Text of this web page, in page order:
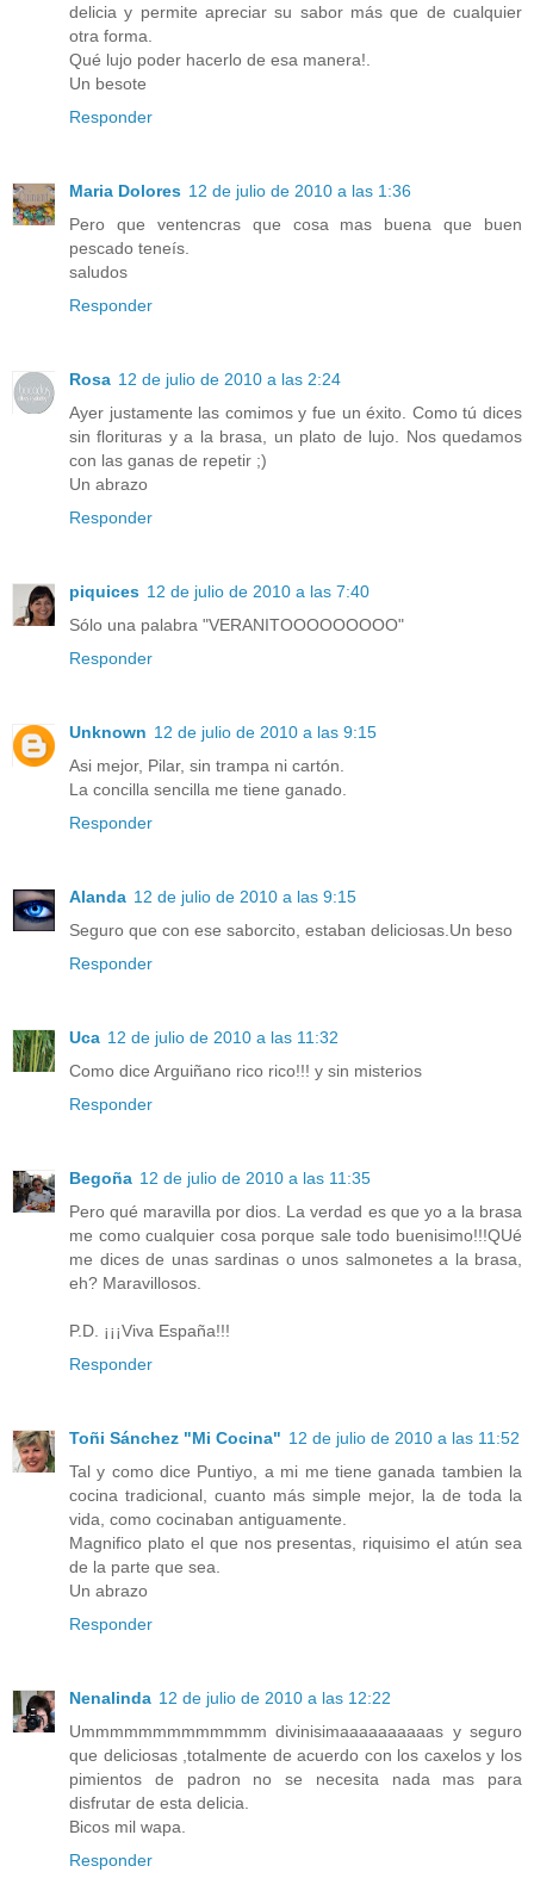
delicia y permite apreciar su sabor más que de cualquier
otra forma.
Qué lujo poder hacerlo de esa manera!.
Un besote
Responder
Maria Dolores 12 de julio de 2010 a las 1:36
Pero que ventencras que cosa mas buena que buen
pescado teneís.
saludos
Responder
Rosa 12 de julio de 2010 a las 2:24
Ayer justamente las comimos y fue un éxito. Como tú dices
sin florituras y a la brasa, un plato de lujo. Nos quedamos
con las ganas de repetir ;)
Un abrazo
Responder
piquices 12 de julio de 2010 a las 7:40
Sólo una palabra "VERANITOOOOOOOOO"
Responder
Unknown 12 de julio de 2010 a las 9:15
Asi mejor, Pilar, sin trampa ni cartón.
La concilla sencilla me tiene ganado.
Responder
Alanda 12 de julio de 2010 a las 9:15
Seguro que con ese saborcito, estaban deliciosas.Un beso
Responder
Uca 12 de julio de 2010 a las 11:32
Como dice Arguiñano rico rico!!! y sin misterios
Responder
Begoña 12 de julio de 2010 a las 11:35
Pero qué maravilla por dios. La verdad es que yo a la brasa
me como cualquier cosa porque sale todo buenisimo!!!QUé
me dices de unas sardinas o unos salmonetes a la brasa,
eh? Maravillosos.
P.D. ¡¡¡Viva España!!!
Responder
Toñi Sánchez "Mi Cocina" 12 de julio de 2010 a las 11:52
Tal y como dice Puntiyo, a mi me tiene ganada tambien la
cocina tradicional, cuanto más simple mejor, la de toda la
vida, como cocinaban antiguamente.
Magnifico plato el que nos presentas, riquisimo el atún sea
de la parte que sea.
Un abrazo
Responder
Nenalinda 12 de julio de 2010 a las 12:22
Ummmmmmmmmmmmm divinisimaaaaaaaaaas y seguro
que deliciosas ,totalmente de acuerdo con los caxelos y los
pimientos de padron no se necesita nada mas para
disfrutar de esta delicia.
Bicos mil wapa.
Responder